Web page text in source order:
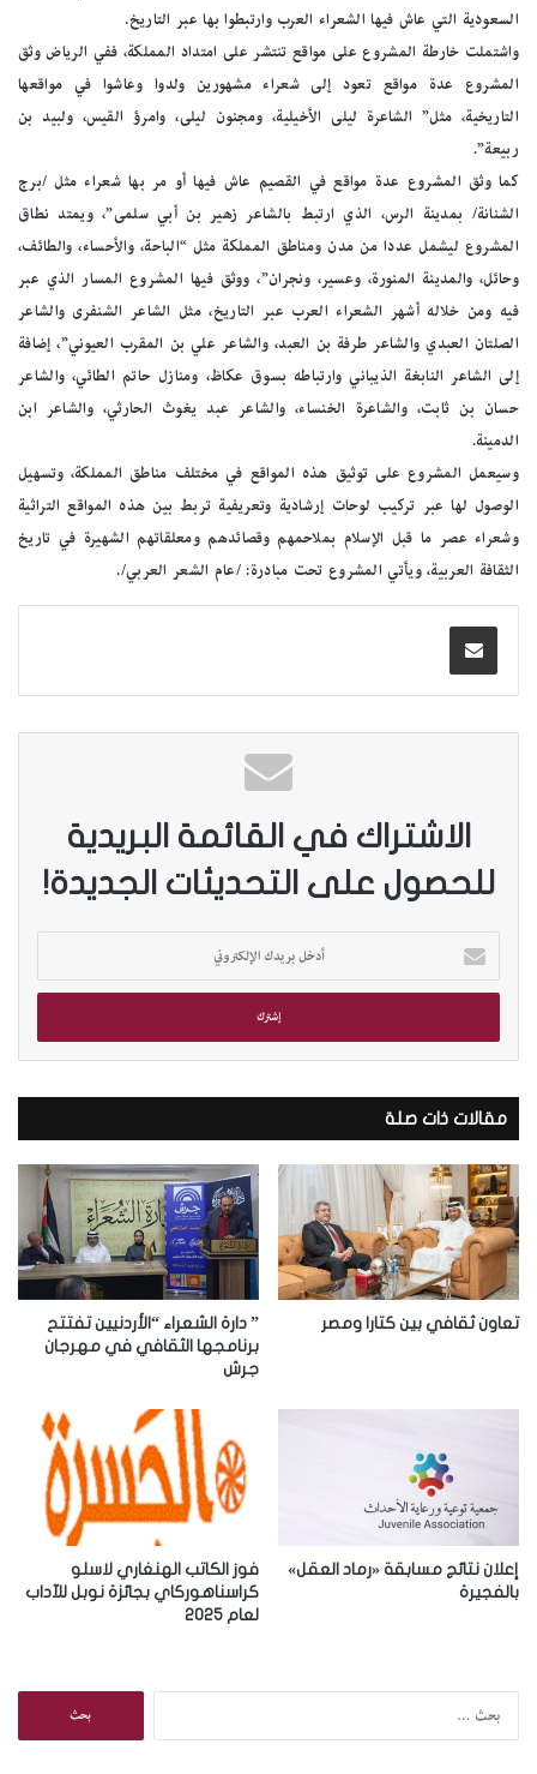
السعودية التي عاش فيها الشعراء العرب وارتبطوا بها عبر التاريخ.
واشتملت خارطة المشروع على مواقع تنتشر على امتداد المملكة، ففي الرياض وثق
المشروع عدة مواقع تعود إلى شعراء مشهورين ولدوا وعاشوا في مواقعها
التاريخية، مثل” الشاعرة ليلى الأخيلية، ومجنون ليلى، وامرؤ القيس، ولبيد بن
ربيعة”.
كما وثق المشروع عدة مواقع في القصيم عاش فيها أو مر بها شعراء مثل /برج
الشنانة/ بمدينة الرس، الذي ارتبط بالشاعر زهير بن أبي سلمى”، ويمتد نطاق
المشروع ليشمل عددا من مدن ومناطق المملكة مثل “الباحة، والأحساء، والطائف،
وحائل، والمدينة المنورة، وعسير، ونجران”، ووثق فيها المشروع المسار الذي عبر
فيه ومن خلاله أشهر الشعراء العرب عبر التاريخ، مثل الشاعر الشنفرى والشاعر
الصلتان العبدي والشاعر طرفة بن العبد، والشاعر علي بن المقرب العيوني”، إضافة
إلى الشاعر النابغة الذيباني وارتباطه بسوق عكاظ، ومنازل حاتم الطائي، والشاعر
حسان بن ثابت، والشاعرة الخنساء، والشاعر عبد يغوث الحارثي، والشاعر ابن
الدمينة.
وسيعمل المشروع على توثيق هذه المواقع في مختلف مناطق المملكة، وتسهيل
الوصول لها عبر تركيب لوحات إرشادية وتعريفية تربط بين هذه المواقع التراثية
وشعراء عصر ما قبل الإسلام بملاحمهم وقصائدهم ومعلقاتهم الشهيرة في تاريخ
الثقافة العربية، ويأتي المشروع تحت مبادرة: /عام الشعر العربي/.
الاشتراك في القائمة البريدية
للحصول على التحديثات الجديدة!
خ
ب
ي
د
ك
ا
ل
إ
ل
ت
ر
مقالات ذات صلة
تعاون ثقافي بين كتارا ومصر
” دارة الشعراء “الأردنيين تفتتح
برنامجها الثقافي في مهرجان
جرش
إعلان نتائج مسابقة «رماد العقل»
بالفجيرة
فوز الكاتب الهنغاري لاسلو
كراسناهوركاي بجائزة نوبل للآداب
لعام 2025